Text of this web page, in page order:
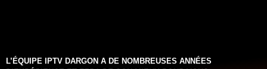
L’ÉQUIPE IPTV DARGON A DE NOMBREUSES ANNÉES